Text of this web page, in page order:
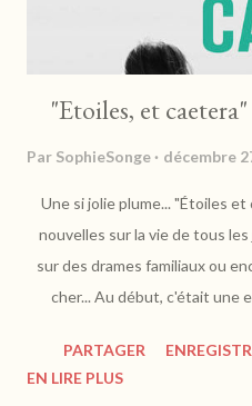
"Etoiles, et
Par SophieSonge décembre
Une si jolie plume... "Étoiles et
nouvelles sur la vie de tous
sur des drames familiaux ou
cher... Au début, c'était une
l'espace du livre. Des bouts de
elle donne d'elle ce qui lui
PARTAGER
EN LIRE PLUS